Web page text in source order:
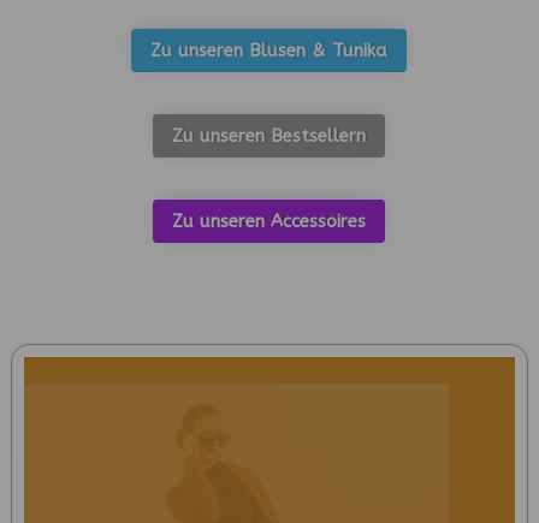
Zu unseren Blusen & Tunika
Zu unseren Bestsellern
Zu unseren Accessoires